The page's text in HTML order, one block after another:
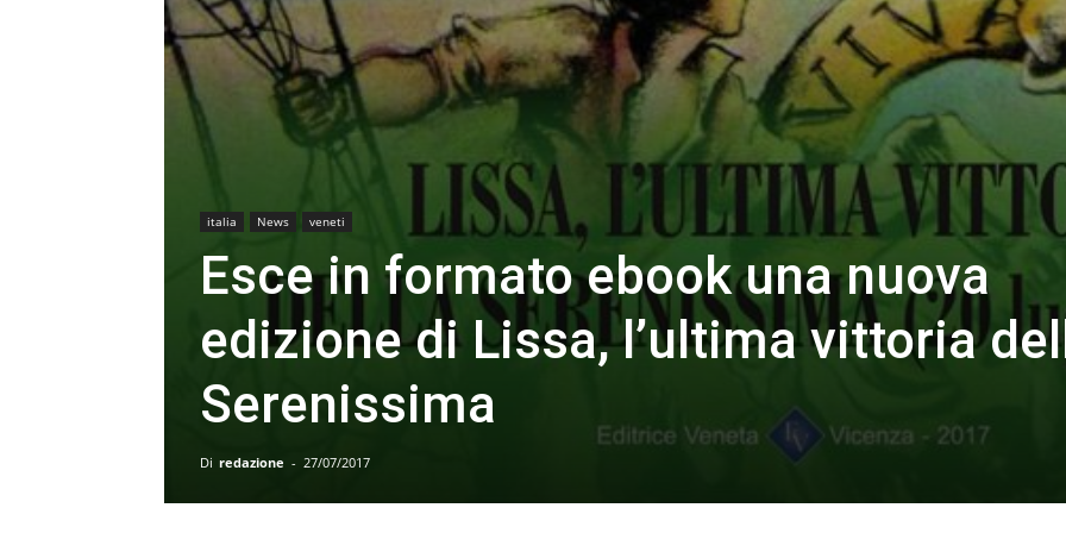
italia News veneti
Esce in formato ebook una nuova
edizione di Lissa, l’ultima vittoria
Serenissima
Di redazione - 27/07/2017